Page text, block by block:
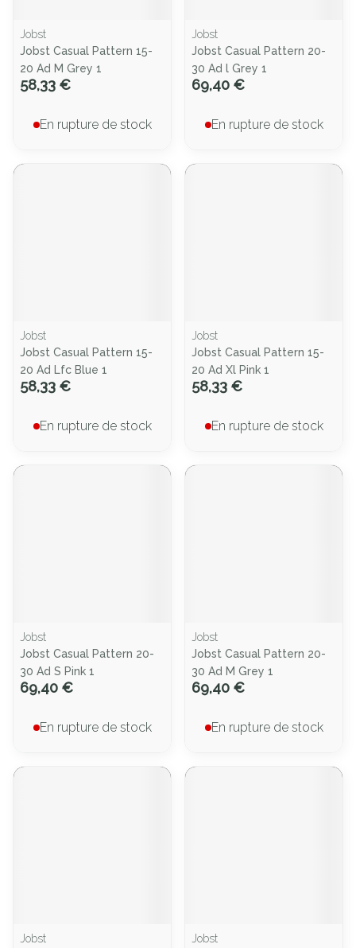
Jobst
Jobst Casual Pattern 15-
20 Ad M Grey 1
58,33 €
En rupture de stock
Jobst
Jobst Casual Pattern 20-
30 Ad l Grey 1
69,40 €
En rupture de stock
Jobst
Jobst Casual Pattern 15-
20 Ad Lfc Blue 1
58,33 €
En rupture de stock
Jobst
Jobst Casual Pattern 15-
20 Ad Xl Pink 1
58,33 €
En rupture de stock
Jobst
Jobst Casual Pattern 20-
30 Ad S Pink 1
69,40 €
En rupture de stock
Jobst
Jobst Casual Pattern 20-
30 Ad M Grey 1
69,40 €
En rupture de stock
Jobst
Jobst